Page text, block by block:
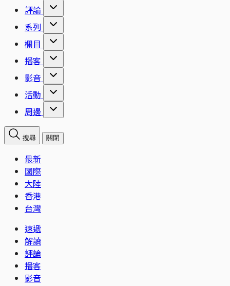
評論
系列
欄目
播客
影音
活動
周邊
搜尋 關閉
最新
國際
大陸
香港
台灣
速遞
解讀
評論
播客
影音